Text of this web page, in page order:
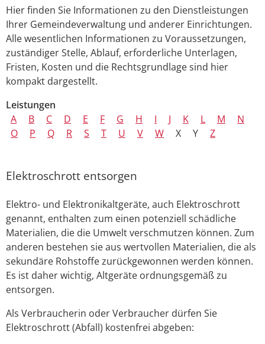
Hier finden Sie Informationen zu den Dienstleistungen
Ihrer Gemeindeverwaltung und anderer Einrichtungen.
Alle wesentlichen Informationen zu Voraussetzungen,
zuständiger Stelle, Ablauf, erforderliche Unterlagen,
Fristen, Kosten und die Rechtsgrundlage sind hier
kompakt dargestellt.
Leistungen
A
B C D E F G H I J K L M
N
O
P Q R S T U V W X Y Z
Elektroschrott entsorgen
Elektro- und Elektronikaltgeräte, auch Elektroschrott
genannt, enthalten zum einen potenziell schädliche
Materialien, die die Umwelt verschmutzen können. Zum
anderen bestehen sie aus wertvollen Materialien, die als
sekundäre Rohstoffe zurückgewonnen werden können.
Es ist daher wichtig, Altgeräte ordnungsgemäß zu
entsorgen.
Als Verbraucherin oder Verbraucher dürfen Sie
Elektroschrott (Abfall) kostenfrei abgeben: